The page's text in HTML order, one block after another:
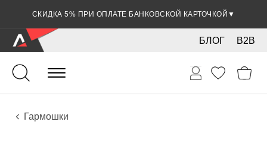
СКИДКА 5% ПРИ ОПЛАТЕ БАНКОВСКОЙ КАРТОЧКОЙ ▼
B2B
БЛОГ
Духовые
Губные гармошки и мелодики
Инструменты
Гармошки